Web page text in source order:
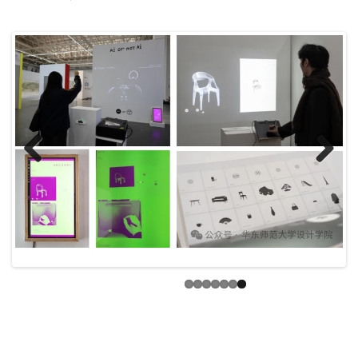
Previ
ous
Next